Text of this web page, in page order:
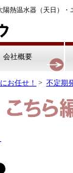
熱温水器（天日）
会社概要
お任せ！ > 不定期